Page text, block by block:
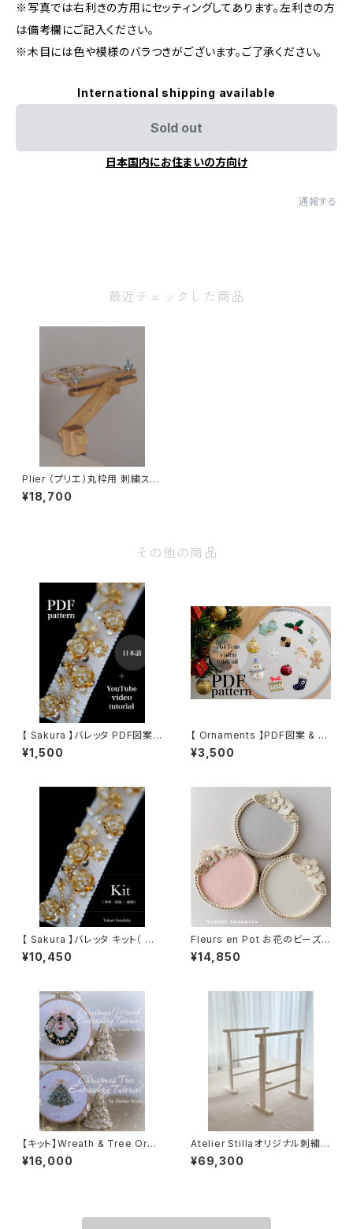
※写真では右利きの方用にセッティングしてあります。左利きの方
は備考欄にご記入ください。
※木目には色や模様のバラつきがございます。ご了承ください。
International shipping available
Sold out
日本国内にお住まいの方向け
通報する
最近チェックした商品
Plier （プリエ）丸枠用 刺繍スタ
ンド
¥18,700
その他の商品
【 Sakura 】バレッタ PDF図案
& レッスン動画
¥1,500
【 Ornaments 】PDF図案 & レ
ッスン動画
¥3,500
【 Sakura 】バレッタ キット（ 材
料・図案・動画 ）
¥10,450
Fleurs en Pot お花のビーズト
レイのキット
¥14,850
【キット】Wreath & Tree Orna
ments
¥16,000
Atelier Stillaオリジナル刺繍台
（ホワイト）
¥69,300